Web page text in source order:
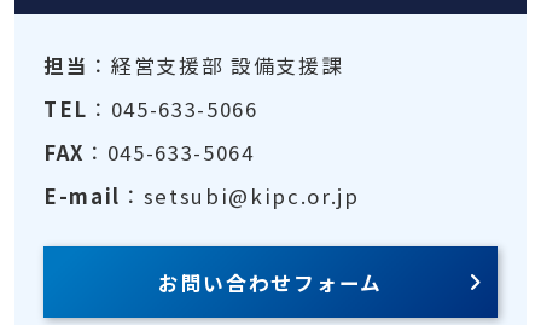
担当 ：経営支援部 設備支援課
TEL ：045-633-5066
FAX ：045-633-5064
E-mail ：setsubi@kipc.or.jp
お問い合わせフォーム